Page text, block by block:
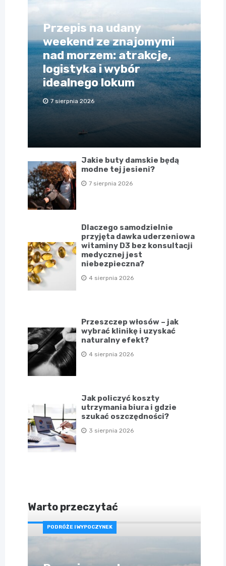
Przepis na udany
weekend ze znajomymi
nad morzem: atrakcje,
logistyka i wybór
idealnego lokum
7 sierpnia 2026
Jakie buty damskie będą
modne tej jesieni?
7 sierpnia 2026
Dlaczego samodzielnie
przyjęta dawka uderzeniowa
witaminy D3 bez konsultacji
medycznej jest
niebezpieczna?
4 sierpnia 2026
Przeszczep włosów – jak
wybrać klinikę i uzyskać
naturalny efekt?
4 sierpnia 2026
Jak policzyć koszty
utrzymania biura i gdzie
szukać oszczędności?
3 sierpnia 2026
Warto przeczytać
PODRÓŻE I WYPOCZYNEK